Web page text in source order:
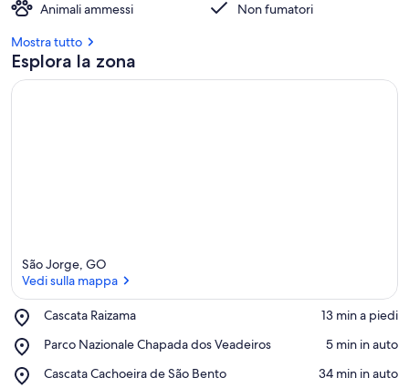
Animali ammessi
Non fumatori
Mostra tutto
Esplora la zona
São Jorge, GO
Vedi sulla mappa
Cascata Raizama
Place,
Raizama
‪13 min a piedi‬
Parco Nazionale Chapada dos Veadeiros
Place,
Nazionale
‪5 min in auto‬
Cascata Cachoeira de São Bento
Place,
‪34 min in auto‬